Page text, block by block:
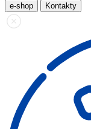
e-shop Kontakty